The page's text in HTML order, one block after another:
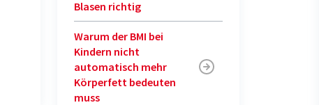
Blasen richtig
Warum der BMI bei
Kindern nicht
automatisch mehr
Körperfett bedeuten
muss